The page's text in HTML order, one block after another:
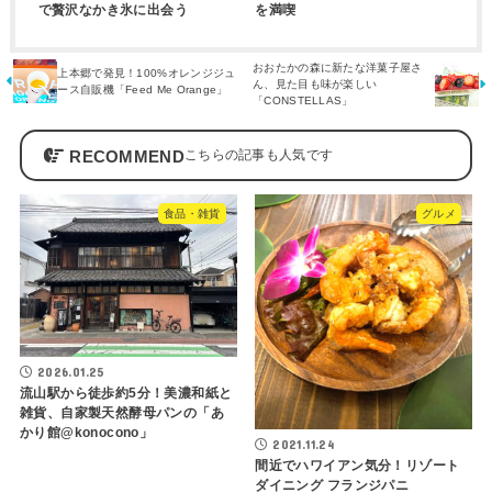
で贅沢なかき氷に出会う
を満喫
上本郷で発見！100%オレンジジュ
ース自販機「Feed Me Orange」
おおたかの森に新たな洋菓子屋さ
ん、見た目も味が楽しい
「CONSTELLAS」
RECOMMEND
食品・雑貨
2026.01.25
流山駅から徒歩約5分！美濃和紙と
雑貨、自家製天然酵母パンの「あ
かり館@konocono」
グルメ
2021.11.24
間近でハワイアン気分！リゾート
ダイニング フランジパニ